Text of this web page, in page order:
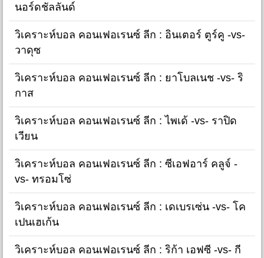
นอร์ดชัลลันด์
วิเคราะห์บอล คอนเฟอเรนซ์ ลีก : อินเตอร์ ตูร์คู -vs-
วาดุซ
วิเคราะห์บอล คอนเฟอเรนซ์ ลีก : ยาโบลเนช -vs- ริ
กาส
วิเคราะห์บอล คอนเฟอเรนซ์ ลีก : ไพเด้ -vs- ราปิด
เวียน
วิเคราะห์บอล คอนเฟอเรนซ์ ลีก : ซีเอฟอาร์ คลูจ์ -
vs- ทรอมโซ่
วิเคราะห์บอล คอนเฟอเรนซ์ ลีก : เดเบรเซ่น -vs- โค
เปนเฮเก้น
วิเคราะห์บอล คอนเฟอเรนซ์ ลีก : ริก้า เอฟซี -vs- กี